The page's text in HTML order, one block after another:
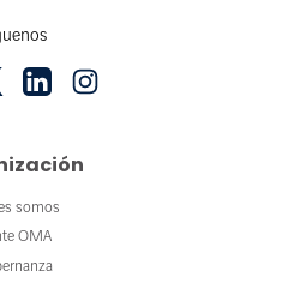
somos
OMA